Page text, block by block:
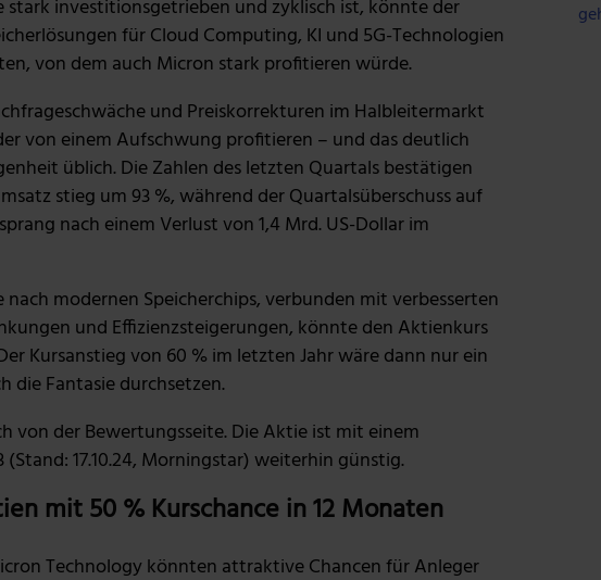
stark investitionsgetrieben und zyklisch ist, könnte der
für Cloud Computing, KI und 5G-Technologien
von dem auch Micron stark profitieren würde.
und Preiskorrekturen im Halbleitermarkt
von einem Aufschwung profitieren – und das deutlich
üblich. Die Zahlen des letzten Quartals bestätigen
stieg um 93 %, während der Quartalsüberschuss auf
nach einem Verlust von 1,4 Mrd. US-Dollar im
modernen Speicherchips, verbunden mit verbesserten
und Effizienzsteigerungen, könnte den Aktienkurs
Kursanstieg von 60 % im letzten Jahr wäre dann nur ein
die Fantasie durchsetzen.
von der Bewertungsseite. Die Aktie ist mit einem
(Stand: 17.10.24, Morningstar) weiterhin günstig.
mit 50 % Kurschance in 12 Monaten
Technology könnten attraktive Chancen für Anleger